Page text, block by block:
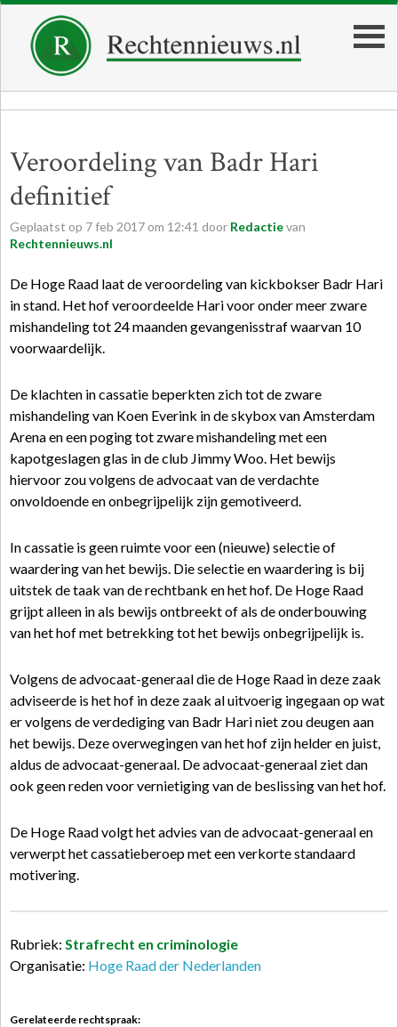
Veroordeling van Badr Hari
definitief
Geplaatst op 7feb 2017 om 12:41 door Redactievan
Rechtennieuws.nl
De Hoge Raad laat de veroordeling van kickbokser Badr Hari
in stand. Het hof veroordeelde Hari voor onder meer zware
mishandeling tot 24 maanden gevangenisstraf waarvan 10
voorwaardelijk.
De klachten in cassatie beperkten zich tot de zware
mishandeling van Koen Everink in de skybox van Amsterdam
Arena en een poging tot zware mishandeling met een
kapotgeslagen glas in de club Jimmy Woo. Het bewijs
hiervoor zou volgens de advocaat van de verdachte
onvoldoende en onbegrijpelijk zijn gemotiveerd.
In cassatie is geen ruimte voor een (nieuwe) selectie of
waardering van het bewijs. Die selectie en waardering is bij
uitstek de taak van de rechtbank en het hof. De Hoge Raad
grijpt alleen in als bewijs ontbreekt of als de onderbouwing
van het hof met betrekking tot het bewijs onbegrijpelijk is.
Volgens de advocaat-generaal die de Hoge Raad in deze zaak
adviseerde is het hof in deze zaak al uitvoerig ingegaan op wat
er volgens de verdediging van Badr Hari niet zou deugen aan
het bewijs. Deze overwegingen van het hof zijn helder en juist,
aldus de advocaat-generaal. De advocaat-generaal ziet dan
ook geen reden voor vernietiging van de beslissing van het hof.
De Hoge Raad volgt het advies van de advocaat-generaal en
verwerpt het cassatieberoep met een verkorte standaard
motivering.
Rubriek: Strafrecht en criminologie
Organisatie: Hoge Raad der Nederlanden
Gerelateerde rechtspraak: